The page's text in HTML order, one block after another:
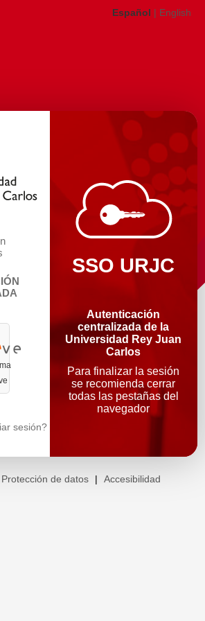
Español | English
sesión?
SSO URJC
Autenticación
centralizada de la
Universidad Rey Juan
Carlos
Para finalizar la sesión
se recomienda cerrar
todas las pestañas del
navegador
Protección de datos | Accesibilidad